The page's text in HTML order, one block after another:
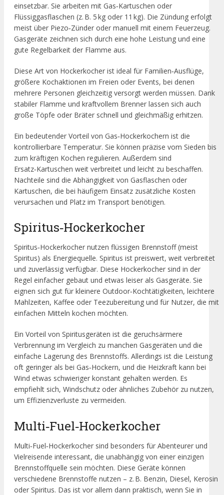
einsetzbar. Sie arbeiten mit Gas‑Kartuschen oder
Flüssiggasflaschen (z. B. 5 kg oder 11 kg). Die Zündung erfolgt
meist über Piezo‑Zünder oder manuell mit einem Feuerzeug.
Gasgeräte zeichnen sich durch eine hohe Leistung und eine
gute Regelbarkeit der Flamme aus.
Diese Art von Hockerkocher ist ideal für Familien‑Ausflüge,
größere Kochaktionen im Freien oder Events, bei denen
mehrere Personen gleichzeitig versorgt werden müssen. Dank
stabiler Flamme und kraftvollem Brenner lassen sich auch
große Töpfe oder Bräter schnell und gleichmäßig erhitzen.
Ein bedeutender Vorteil von Gas‑Hockerkochern ist die
kontrollierbare Temperatur. Sie können präzise vom Sieden bis
zum kräftigen Kochen regulieren. Außerdem sind
Ersatz‑Kartuschen weit verbreitet und leicht zu beschaffen.
Nachteile sind die Abhängigkeit von Gasflaschen oder
Kartuschen, die bei häufigem Einsatz zusätzliche Kosten
verursachen und Platz im Transport benötigen.
Spiritus‑Hockerkocher
Spiritus‑Hockerkocher nutzen flüssigen Brennstoff (meist
Spiritus) als Energiequelle. Spiritus ist preiswert, weit verbreitet
und zuverlässig verfügbar. Diese Hockerkocher sind in der
Regel einfacher gebaut und etwas leiser als Gasgeräte. Sie
eignen sich gut für kleinere Outdoor‑Kochtätigkeiten, leichtere
Mahlzeiten, Kaffee oder Teezubereitung und für Nutzer, die mit
einfachen Mitteln kochen möchten.
Ein Vorteil von Spiritusgeräten ist die geruchsärmere
Verbrennung im Vergleich zu manchen Gasgeräten und die
einfache Lagerung des Brennstoffs. Allerdings ist die Leistung
oft geringer als bei Gas‑Hockern, und die Heizkraft kann bei
Wind etwas schwieriger konstant gehalten werden. Es
empfiehlt sich, Windschutz oder ähnliches Zubehör zu nutzen,
um Effizienzverluste zu vermeiden.
Multi‑Fuel‑Hockerkocher
Multi‑Fuel‑Hockerkocher sind besonders für Abenteurer und
Vielreisende interessant, die unabhängig von einer einzigen
Brennstoffquelle sein möchten. Diese Geräte können
verschiedene Brennstoffe nutzen – z. B. Benzin, Diesel, Kerosin
oder Spiritus. Das ist vor allem dann praktisch, wenn Sie in